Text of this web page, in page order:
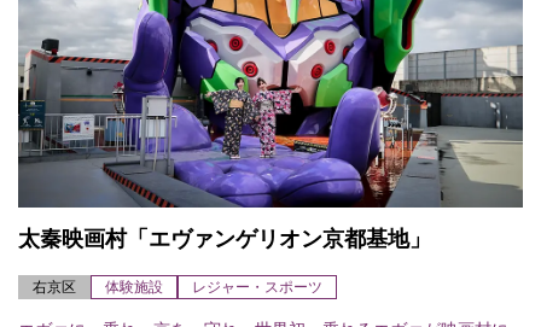
太秦映画村「エヴァンゲリオン京都基地」
右京区 体験施設 レジャー・スポーツ